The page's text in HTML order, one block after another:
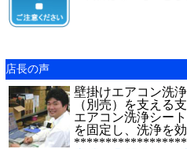
店長の声
壁掛けエアコン洗
（別売）を支える
エアコン洗浄シー
を固定し、洗浄を